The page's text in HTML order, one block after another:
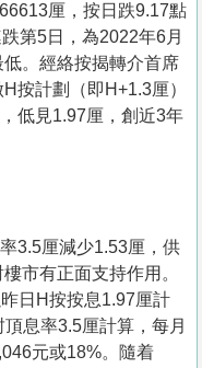
厘，按日跌9.17點
第5日，為2022年6月
低。經絡按揭轉介首席
按計劃（即H+1.3厘）
低見1.97厘，創近3年
3.5厘減少1.53厘，供
市有正面支持作用。
日H按按息1.97厘計
息率3.5厘計算，每月
元或18%。隨着